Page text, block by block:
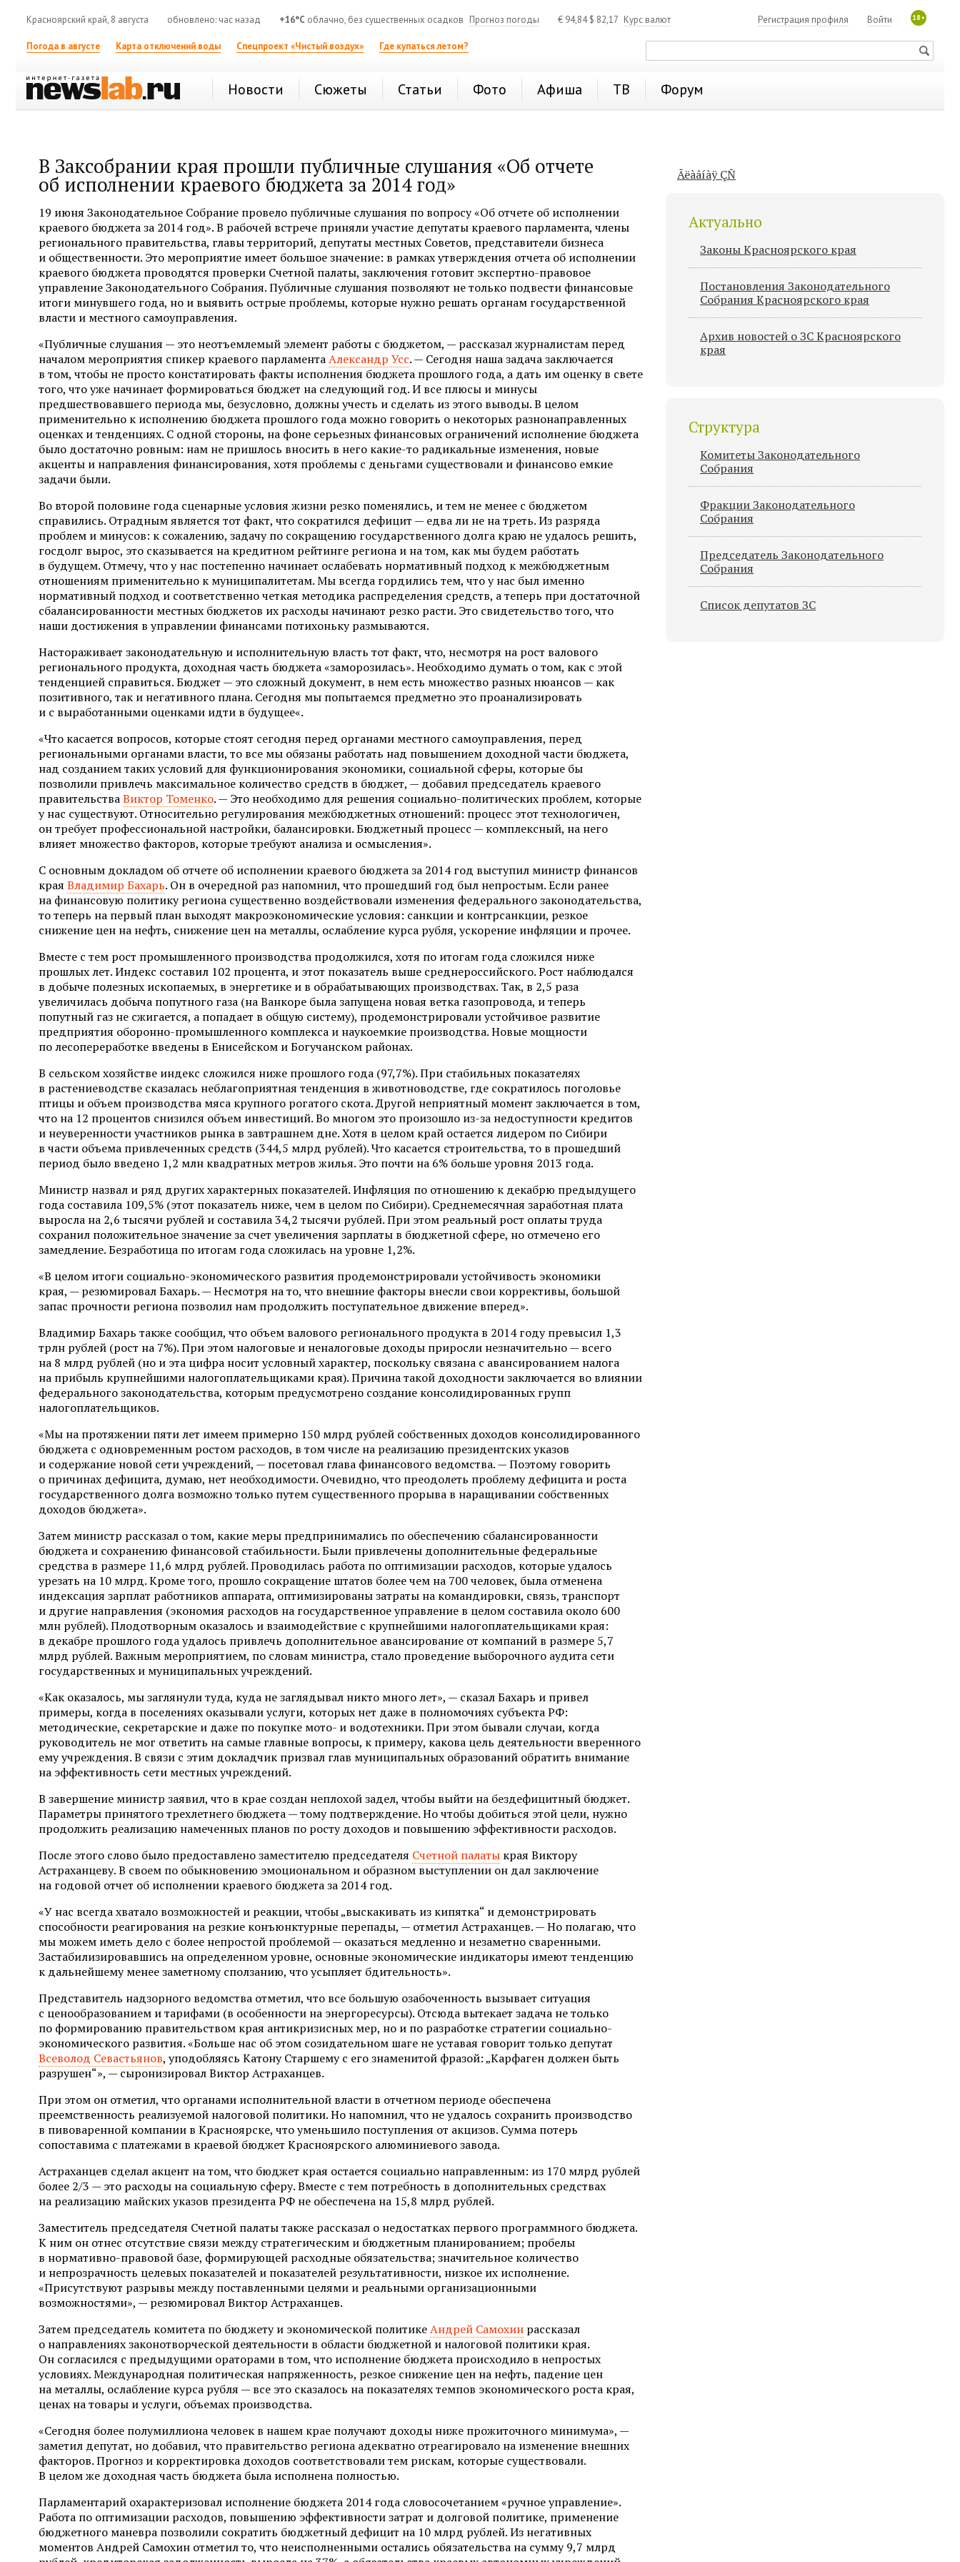
Красноярский край, 8 августа обновлено: час назад +16°C облачно, без существенных осадков Прогноз погоды € 94,84$ 82,17 Курс валют 18+
Войти
Регистрация профиля
Погода в августе Карта отключений воды Спецпроект «Чистый воздух» Где купаться летом?
Новости Сюжеты Статьи Фото Афиша ТВ Форум
В Заксобрании края прошли публичные слушания «Об отчете
об исполнении краевого бюджета за 2014 год»
19 июня Законодательное Собрание провело публичные слушания по вопросу «Об отчете об исполнении
краевого бюджета за 2014 год». В рабочей встрече приняли участие депутаты краевого парламента, члены
регионального правительства, главы территорий, депутаты местных Советов, представители бизнеса
и общественности. Это мероприятие имеет большое значение: в рамках утверждения отчета об исполнении
краевого бюджета проводятся проверки Счетной палаты, заключения готовит экспертно-правовое
управление Законодательного Собрания. Публичные слушания позволяют не только подвести финансовые
итоги минувшего года, но и выявить острые проблемы, которые нужно решать органам государственной
власти и местного самоуправления.
«Публичные слушания — это неотъемлемый элемент работы с бюджетом, — рассказал журналистам перед
началом мероприятия спикер краевого парламентаАлександр Усс. — Сегодня наша задача заключается
в том, чтобы не просто констатировать факты исполнения бюджета прошлого года, а дать им оценку в свете
того, что уже начинает формироваться бюджет на следующий год. И все плюсы и минусы
предшествовавшего периода мы, безусловно, должны учесть и сделать из этого выводы. В целом
применительно к исполнению бюджета прошлого года можно говорить о некоторых разнонаправленных
оценках и тенденциях. С одной стороны, на фоне серьезных финансовых ограничений исполнение бюджета
было достаточно ровным: нам не пришлось вносить в него какие-то радикальные изменения, новые
акценты и направления финансирования, хотя проблемы с деньгами существовали и финансово емкие
задачи были.
Во второй половине года сценарные условия жизни резко поменялись, и тем не менее с бюджетом
справились. Отрадным является тот факт, что сократился дефицит — едва ли не на треть. Из разряда
проблем и минусов: к сожалению, задачу по сокращению государственного долга краю не удалось решить,
госдолг вырос, это сказывается на кредитном рейтинге региона и на том, как мы будем работать
в будущем. Отмечу, что у нас постепенно начинает ослабевать нормативный подход к межбюджетным
отношениям применительно к муниципалитетам. Мы всегда гордились тем, что у нас был именно
нормативный подход и соответственно четкая методика распределения средств, а теперь при достаточной
сбалансированности местных бюджетов их расходы начинают резко расти. Это свидетельство того, что
наши достижения в управлении финансами потихоньку размываются.
Настораживает законодательную и исполнительную власть тот факт, что, несмотря на рост валового
регионального продукта, доходная часть бюджета «заморозилась». Необходимо думать о том, как с этой
тенденцией справиться. Бюджет — это сложный документ, в нем есть множество разных нюансов — как
позитивного, так и негативного плана. Сегодня мы попытаемся предметно это проанализировать
и с выработанными оценками идти в будущее«.
«Что касается вопросов, которые стоят сегодня перед органами местного самоуправления, перед
региональными органами власти, то все мы обязаны работать над повышением доходной части бюджета,
над созданием таких условий для функционирования экономики, социальной сферы, которые бы
позволили привлечь максимальное количество средств в бюджет, — добавил председатель краевого
правительстваВиктор Томенко. — Это необходимо для решения социально-политических проблем, которые
у нас существуют. Относительно регулирования межбюджетных отношений: процесс этот технологичен,
он требует профессиональной настройки, балансировки. Бюджетный процесс — комплексный, на него
влияет множество факторов, которые требуют анализа и осмысления».
С основным докладом об отчете об исполнении краевого бюджета за 2014 год выступил министр финансов
края Владимир Бахарь. Он в очередной раз напомнил, что прошедший год был непростым. Если ранее
на финансовую политику региона существенно воздействовали изменения федерального законодательства,
то теперь на первый план выходят макроэкономические условия: санкции и контрсанкции, резкое
снижение цен на нефть, снижение цен на металлы, ослабление курса рубля, ускорение инфляции и прочее.
Вместе с тем рост промышленного производства продолжился, хотя по итогам года сложился ниже
прошлых лет. Индекс составил 102 процента, и этот показатель выше среднероссийского. Рост наблюдался
в добыче полезных ископаемых, в энергетике и в обрабатывающих производствах. Так, в 2,5 раза
увеличилась добыча попутного газа (на Ванкоре была запущена новая ветка газопровода, и теперь
попутный газ не сжигается, а попадает в общую систему), продемонстрировали устойчивое развитие
предприятия оборонно-промышленного комплекса и наукоемкие производства. Новые мощности
по лесопереработке введены в Енисейском и Богучанском районах.
В сельском хозяйстве индекс сложился ниже прошлого года (97,7%). При стабильных показателях
в растениеводстве сказалась неблагоприятная тенденция в животноводстве, где сократилось поголовье
птицы и объем производства мяса крупного рогатого скота. Другой неприятный момент заключается в том,
что на 12 процентов снизился объем инвестиций. Во многом это произошло из-за недоступности кредитов
и неуверенности участников рынка в завтрашнем дне. Хотя в целом край остается лидером по Сибири
в части объема привлеченных средств (344,5 млрд рублей). Что касается строительства, то в прошедший
период было введено 1,2 млн квадратных метров жилья. Это почти на 6% больше уровня 2013 года.
Министр назвал и ряд других характерных показателей. Инфляция по отношению к декабрю предыдущего
года составила 109,5% (этот показатель ниже, чем в целом по Сибири). Среднемесячная заработная плата
выросла на 2,6 тысячи рублей и составила 34,2 тысячи рублей. При этом реальный рост оплаты труда
сохранил положительное значение за счет увеличения зарплаты в бюджетной сфере, но отмечено его
замедление. Безработица по итогам года сложилась на уровне 1,2%.
«В целом итоги социально-экономического развития продемонстрировали устойчивость экономики
края, — резюмировал Бахарь. — Несмотря на то, что внешние факторы внесли свои коррективы, большой
запас прочности региона позволил нам продолжить поступательное движение вперед».
Владимир Бахарь также сообщил, что объем валового регионального продукта в 2014 году превысил 1,3
трлн рублей (рост на 7%). При этом налоговые и неналоговые доходы приросли незначительно — всего
на 8 млрд рублей (но и эта цифра носит условный характер, поскольку связана с авансированием налога
на прибыль крупнейшими налогоплательщиками края). Причина такой доходности заключается во влиянии
федерального законодательства, которым предусмотрено создание консолидированных групп
налогоплательщиков.
«Мы на протяжении пяти лет имеем примерно 150 млрд рублей собственных доходов консолидированного
бюджета с одновременным ростом расходов, в том числе на реализацию президентских указов
и содержание новой сети учреждений, — посетовал глава финансового ведомства. — Поэтому говорить
о причинах дефицита, думаю, нет необходимости. Очевидно, что преодолеть проблему дефицита и роста
государственного долга возможно только путем существенного прорыва в наращивании собственных
доходов бюджета».
Затем министр рассказал о том, какие меры предпринимались по обеспечению сбалансированности
бюджета и сохранению финансовой стабильности. Были привлечены дополнительные федеральные
средства в размере 11,6 млрд рублей. Проводилась работа по оптимизации расходов, которые удалось
урезать на 10 млрд. Кроме того, прошло сокращение штатов более чем на 700 человек, была отменена
индексация зарплат работников аппарата, оптимизированы затраты на командировки, связь, транспорт
и другие направления (экономия расходов на государственное управление в целом составила около 600
млн рублей). Плодотворным оказалось и взаимодействие с крупнейшими налогоплательщиками края:
в декабре прошлого года удалось привлечь дополнительное авансирование от компаний в размере 5,7
млрд рублей. Важным мероприятием, по словам министра, стало проведение выборочного аудита сети
государственных и муниципальных учреждений.
«Как оказалось, мы заглянули туда, куда не заглядывал никто много лет», — сказал Бахарь и привел
примеры, когда в поселениях оказывали услуги, которых нет даже в полномочиях субъекта РФ:
методические, секретарские и даже по покупке мото- и водотехники. При этом бывали случаи, когда
руководитель не мог ответить на самые главные вопросы, к примеру, какова цель деятельности вверенного
ему учреждения. В связи с этим докладчик призвал глав муниципальных образований обратить внимание
на эффективность сети местных учреждений.
В завершение министр заявил, что в крае создан неплохой задел, чтобы выйти на бездефицитный бюджет.
Параметры принятого трехлетнего бюджета — тому подтверждение. Но чтобы добиться этой цели, нужно
продолжить реализацию намеченных планов по росту доходов и повышению эффективности расходов.
После этого слово было предоставлено заместителю председателя Счетной палаты края Виктору
Астраханцеву. В своем по обыкновению эмоциональном и образном выступлении он дал заключение
на годовой отчет об исполнении краевого бюджета за 2014 год.
«У нас всегда хватало возможностей и реакции, чтобы „выскакивать из кипятка“ и демонстрировать
способности реагирования на резкие конъюнктурные перепады, — отметил Астраханцев. — Но полагаю, что
мы можем иметь дело с более непростой проблемой — оказаться медленно и незаметно сваренными.
Застабилизировавшись на определенном уровне, основные экономические индикаторы имеют тенденцию
к дальнейшему менее заметному сползанию, что усыпляет бдительность».
Представитель надзорного ведомства отметил, что все большую озабоченность вызывает ситуация
с ценообразованием и тарифами (в особенности на энергоресурсы). Отсюда вытекает задача не только
по формированию правительством края антикризисных мер, но и по разработке стратегии социально-
экономического развития. «Больше нас об этом созидательном шаге не уставая говорит только депутат
Всеволод Севастьянов, уподобляясь Катону Старшему с его знаменитой фразой: „Карфаген должен быть
разрушен“», — сыронизировал Виктор Астраханцев.
При этом он отметил, что органами исполнительной власти в отчетном периоде обеспечена
преемственность реализуемой налоговой политики. Но напомнил, что не удалось сохранить производство
в пивоваренной компании в Красноярске, что уменьшило поступления от акцизов. Сумма потерь
сопоставима с платежами в краевой бюджет Красноярского алюминиевого завода.
Астраханцев сделал акцент на том, что бюджет края остается социально направленным: из 170 млрд рублей
более 2/3 — это расходы на социальную сферу. Вместе с тем потребность в дополнительных средствах
на реализацию майских указов президента РФ не обеспечена на 15,8 млрд рублей.
Заместитель председателя Счетной палаты также рассказал о недостатках первого программного бюджета.
К ним он отнес отсутствие связи между стратегическим и бюджетным планированием; пробелы
в нормативно-правовой базе, формирующей расходные обязательства; значительное количество
и непрозрачность целевых показателей и показателей результативности, низкое их исполнение.
«Присутствуют разрывы между поставленными целями и реальными организационными
возможностями», — резюмировал Виктор Астраханцев.
Затем председатель комитета по бюджету и экономической политикеАндрей Самохин рассказал
о направлениях законотворческой деятельности в области бюджетной и налоговой политики края.
Он согласился с предыдущими ораторами в том, что исполнение бюджета происходило в непростых
условиях. Международная политическая напряженность, резкое снижение цен на нефть, падение цен
на металлы, ослабление курса рубля — все это сказалось на показателях темпов экономического роста края,
ценах на товары и услуги, объемах производства.
«Сегодня более полумиллиона человек в нашем крае получают доходы ниже прожиточного минимума», —
заметил депутат, но добавил, что правительство региона адекватно отреагировало на изменение внешних
факторов. Прогноз и корректировка доходов соответствовали тем рискам, которые существовали.
В целом же доходная часть бюджета была исполнена полностью.
Парламентарий охарактеризовал исполнение бюджета 2014 года словосочетанием «ручное управление».
Работа по оптимизации расходов, повышению эффективности затрат и долговой политике, применение
бюджетного маневра позволили сократить бюджетный дефицит на 10 млрд рублей. Из негативных
моментов Андрей Самохин отметил то, что неисполненными остались обязательства на сумму 9,7 млрд
Ãëàâíàÿ ÇÑ
Актуально
Законы Красноярского края
Постановления Законодательного
Cобрания Красноярского края
Архив новостей о ЗС Красноярского
края
Структура
Комитеты Законодательного
Собрания
Фракции Законодательного
Собрания
Председатель Законодательного
Cобрания
Список депутатов ЗС